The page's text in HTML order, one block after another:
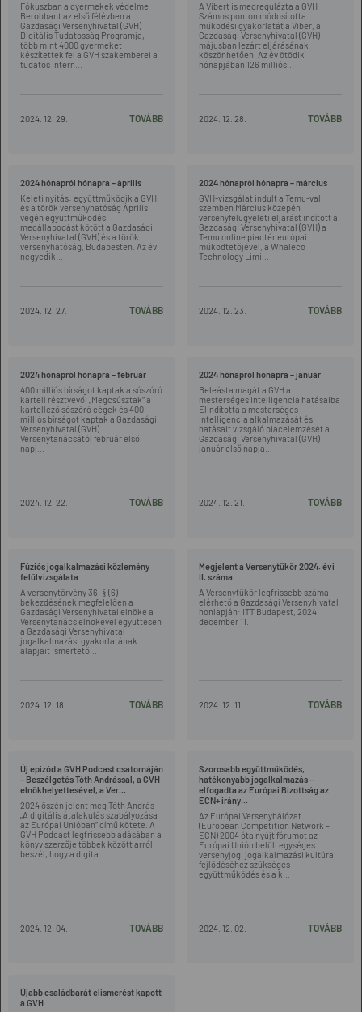
Fókuszban a gyermekek védelme
Berobbant az első félévben a
Gazdasági Versenyhivatal (GVH)
Digitális Tudatosság Programja,
több mint 4000 gyermeket
készítettek fel a GVH szakemberei a
tudatos intern...
2024. 12. 29. TOVÁBB
A Vibert is megregulázta a GVH
Számos ponton módosította
működési gyakorlatát a Viber, a
Gazdasági Versenyhivatal (GVH)
májusban lezárt eljárásának
köszönhetően. Az év ötödik
hónapjában 126 milliós...
2024. 12. 28. TOVÁBB
2024 hónapról hónapra – április
Keleti nyitás: együttműködik a GVH
és a török versenyhatóság Április
végén együttműködési
megállapodást kötött a Gazdasági
Versenyhivatal (GVH) és a török
versenyhatóság, Budapesten. Az év
negyedik...
2024. 12. 27. TOVÁBB
2024 hónapról hónapra – március
GVH-vizsgálat indult a Temu-val
szemben Március közepén
versenyfelügyeleti eljárást indított a
Gazdasági Versenyhivatal (GVH) a
Temu online piactér európai
működtetőjével, a Whaleco
Technology Limi...
2024. 12. 23. TOVÁBB
2024 hónapról hónapra – február
400 milliós bírságot kaptak a sószóró
kartell résztvevői „Megcsúsztak” a
kartellező sószóró cégek és 400
milliós bírságot kaptak a Gazdasági
Versenyhivatal (GVH)
Versenytanácsától február első
napj...
2024. 12. 22. TOVÁBB
2024 hónapról hónapra – január
Beleásta magát a GVH a
mesterséges intelligencia hatásaiba
Elindította a mesterséges
intelligencia alkalmazását és
hatásait vizsgáló piacelemzését a
Gazdasági Versenyhivatal (GVH)
január első napja...
2024. 12. 21. TOVÁBB
Fúziós jogalkalmazási közlemény
felülvizsgálata
A versenytörvény 36. § (6)
bekezdésének megfelelően a
Gazdasági Versenyhivatal elnöke a
Versenytanács elnökével együttesen
a Gazdasági Versenyhivatal
jogalkalmazási gyakorlatának
alapjait ismertető...
2024. 12. 18. TOVÁBB
Megjelent a Versenytükör 2024. évi
II. száma
A Versenytükör legfrissebb száma
elérhető a Gazdasági Versenyhivatal
honlapján: ITT Budapest, 2024.
december 11.
2024. 12. 11. TOVÁBB
Új epizód a GVH Podcast csatornáján
– Beszélgetés Tóth Andrással, a GVH
elnökhelyettesével, a Ver...
2024 őszén jelent meg Tóth András
„A digitális átalakulás szabályozása
az Európai Unióban” című kötete. A
GVH Podcast legfrissebb adásában a
könyv szerzője többek között arról
beszél, hogy a digita...
2024. 12. 04. TOVÁBB
Szorosabb együttműködés,
hatékonyabb jogalkalmazás –
elfogadta az Európai Bizottság az
ECN+ irány...
Az Európai Versenyhálózat
(European Competition Network –
ECN) 2004 óta nyújt fórumot az
Európai Unión belüli egységes
versenyjogi jogalkalmazási kultúra
fejlődéséhez szükséges
együttműködés és a k...
2024. 12. 02. TOVÁBB
Újabb családbarát elismerést kapott
a GVH